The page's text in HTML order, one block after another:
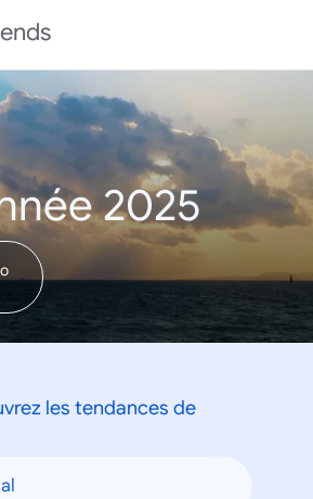
2025
les tendances de